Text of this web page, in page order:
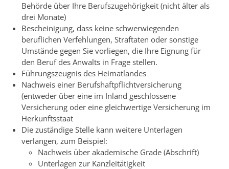
Behörde über Ihre Berufszugehörigkeit (nicht älter als
drei Monate)
Bescheinigung, dass keine schwerwiegenden
beruflichen Verfehlungen, Straftaten oder sonstige
Umstände gegen Sie vorliegen, die Ihre Eignung für
den Beruf des Anwalts in Frage stellen.
Führungszeugnis des Heimatlandes
Nachweis einer Berufshaftpflichtversicherung
(entweder über eine im Inland geschlossene
Versicherung oder eine gleichwertige Versicherung im
Herkunftsstaat
Die zuständige Stelle kann weitere Unterlagen
verlangen, zum Beispiel:
Nachweis über akademische Grade (Abschrift)
Unterlagen zur Kanzleitätigkeit